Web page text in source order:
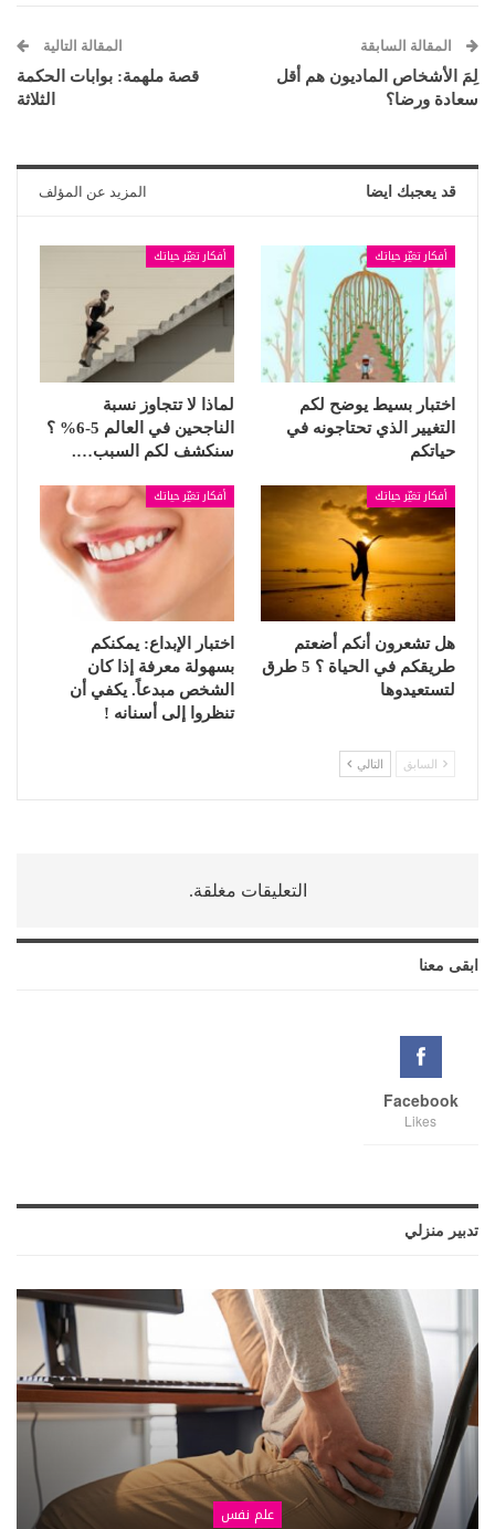
المقالة السابقة
لِمَ الأشخاص الماديون هم أقل
سعادة ورضا؟
المقالة التالية
قصة ملهمة: بوابات الحكمة
الثلاثة
قد يعجبك ايضا المزيد عن المؤلف
أفكار تغيّر حياتك
اختبار بسيط يوضح لكم
التغيير الذي تحتاجونه في
حياتكم
أفكار تغيّر حياتك
لماذا لا تتجاوز نسبة
الناجحين في العالم 5-6% ؟
سنكشف لكم السبب….
أفكار تغيّر حياتك
هل تشعرون أنكم أضعتم
طريقكم في الحياة ؟ 5 طرق
لتستعيدوها
أفكار تغيّر حياتك
اختبار الإبداع: يمكنكم
بسهولة معرفة إذا كان
الشخص مبدعاً. يكفي أن
تنظروا إلى أسنانه !
السابق التالي
التعليقات مغلقة.
ابقى معنا
Facebook
Likes
تدبير منزلي
علم نفس